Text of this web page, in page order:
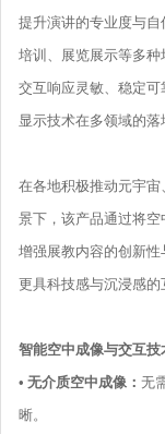
提升演讲的专业度与
培训、展览展示等多种
交互响应灵敏、稳定
显示技术在多领域的落
在各地积极推动元宇
景下，该产品通过将
增强展教内容的创新
更具科技感与沉浸感的
智能空中成像与交互技
• 无介质空中成像： 无
晰。